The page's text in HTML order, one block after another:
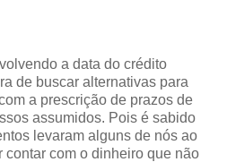
a data do crédito
de buscar alternativas para
a prescrição de prazos de
assumidos. Pois é sabido
levaram alguns de nós ao
com o dinheiro que não